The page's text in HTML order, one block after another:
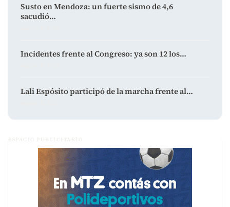
Susto en Mendoza: un fuerte sismo de 4,6
sacudió…
Incidentes frente al Congreso: ya son 12 los…
Lali Espósito participó de la marcha frente al…
ESPACIO PUBLICITARIO